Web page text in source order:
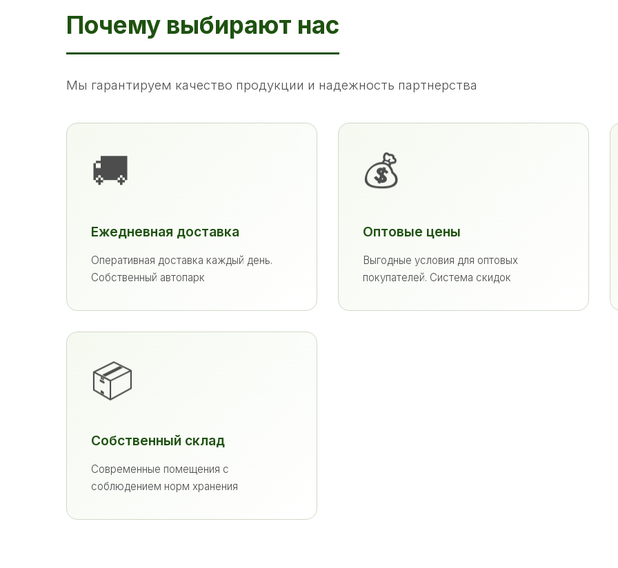
Почему выбирают нас
Мы гарантируем качество продукции и надежность партнерства
🚚
Ежедневная доставка
Оперативная доставка каждый день.
Собственный автопарк
💰
Оптовые цены
Выгодные условия для оптовых
покупателей. Система скидок
📦
Собственный склад
Современные помещения с
соблюдением норм хранения